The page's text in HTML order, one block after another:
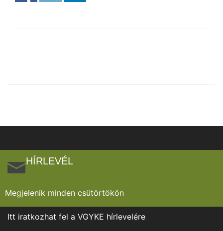
HÍRLEVÉL
Megjelenik minden csütörtökön
Itt iratkozhat fel a VGYKE hírlevelére